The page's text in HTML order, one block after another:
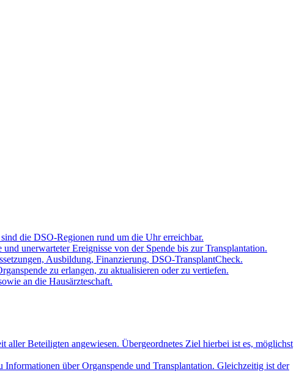
die DSO-Regionen rund um die Uhr erreichbar.
unerwarteter Ereignisse von der Spende bis zur Transplantation.
Ausbildung, Finanzierung, DSO-TransplantCheck.
zu erlangen, zu aktualisieren oder zu vertiefen.
an die Hausärzteschaft.
aller Beteiligten angewiesen. Übergeordnetes Ziel hierbei ist es, möglichst
über Organspende und Transplantation. Gleichzeitig ist der